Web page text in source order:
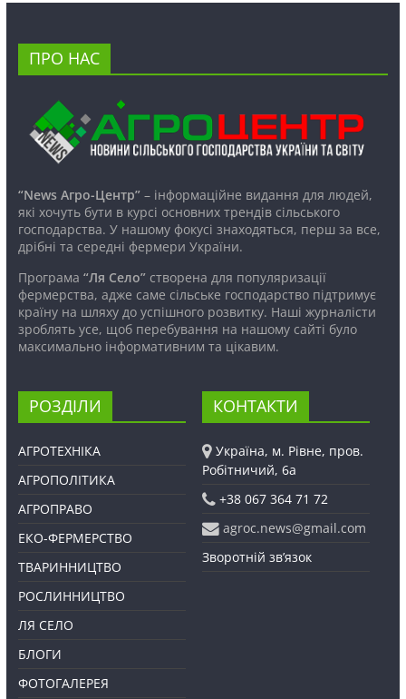
ПРО НАС
“News Агро-Центр”– інформаційне видання для людей,
які хочуть бути в курсі основних трендів сільського
господарства. У нашому фокусі знаходяться, перш за все,
дрібні та середні фермери України.
Програма “Ля Село”створена для популяризації
фермерства, адже саме сільське господарство підтримує
країну на шляху до успішного розвитку. Наші журналісти
зроблять усе, щоб перебування на нашому сайті було
максимально інформативним та цікавим.
РОЗДІЛИ
АГРОТЕХНІКА
АГРОПОЛІТИКА
АГРОПРАВО
ЕКО-ФЕРМЕРСТВО
ТВАРИННИЦТВО
РОСЛИННИЦТВО
ЛЯ СЕЛО
БЛОГИ
ФОТОГАЛЕРЕЯ
КОНТАКТИ
Україна, м. Рівне, пров.
Робітничий, 6а
+38 067 364 71 72
agroc.news@gmail.com
Зворотній зв’язок